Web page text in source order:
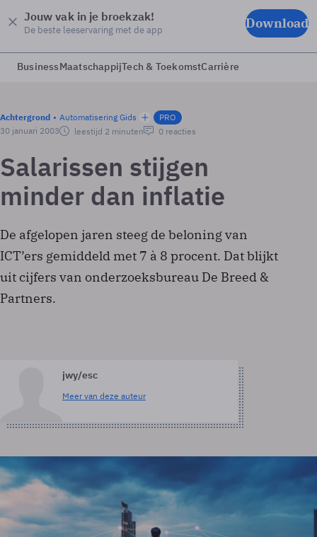
Jouw vak in je broekzak!
De beste leeservaring met de app Download
BusinessMaatschappijTech & ToekomstCarrière
Achtergrond Automatisering Gids
PRO
30 januari 2003
leestijd 2 minuten 0 reacties
Salarissen stijgen
minder dan inflatie
De afgelopen jaren steeg de beloning van
ICT’ers gemiddeld met 7 à 8 procent. Dat blijkt
uit cijfers van onderzoeksbureau De Breed &
Partners.
jwy/esc
Meer van deze auteur